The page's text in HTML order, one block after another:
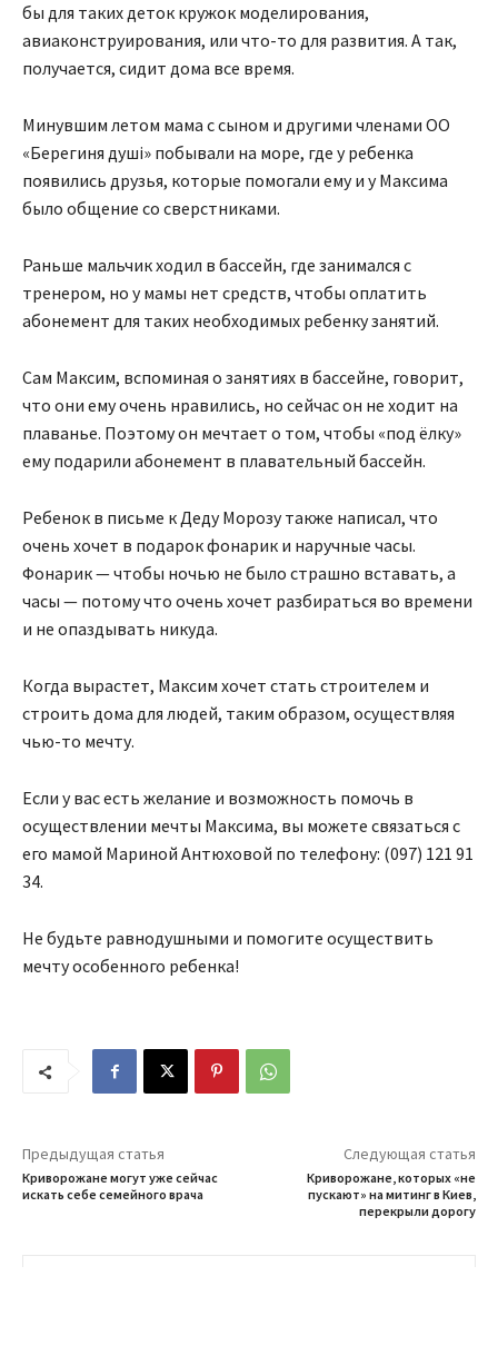
бы для таких деток кружок моделирования,
авиаконструирования, или что-то для развития. А так,
получается, сидит дома все время.
Минувшим летом мама с сыном и другими членами ОО
«Берегиня душі» побывали на море, где у ребенка
появились друзья, которые помогали ему и у Максима
было общение со сверстниками.
Раньше мальчик ходил в бассейн, где занимался с
тренером, но у мамы нет средств, чтобы оплатить
абонемент для таких необходимых ребенку занятий.
Сам Максим, вспоминая о занятиях в бассейне, говорит,
что они ему очень нравились, но сейчас он не ходит на
плаванье. Поэтому он мечтает о том, чтобы «под ёлку»
ему подарили абонемент в плавательный бассейн.
Ребенок в письме к Деду Морозу также написал, что
очень хочет в подарок фонарик и наручные часы.
Фонарик — чтобы ночью не было страшно вставать, а
часы — потому что очень хочет разбираться во времени
и не опаздывать никуда.
Когда вырастет, Максим хочет стать строителем и
строить дома для людей, таким образом, осуществляя
чью-то мечту.
Если у вас есть желание и возможность помочь в
осуществлении мечты Максима, вы можете связаться с
его мамой Мариной Антюховой по телефону: (097) 121 91
34.
Не будьте равнодушными и помогите осуществить
мечту особенного ребенка!
Предыдущая статья
Криворожане могут уже сейчас
искать себе семейного врача
Следующая статья
Криворожане, которых «не
пускают» на митинг в Киев,
перекрыли дорогу